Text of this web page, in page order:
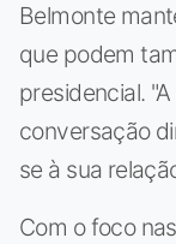
Belmonte
que podem
presidencial.
conversação
se à sua
Com o foco